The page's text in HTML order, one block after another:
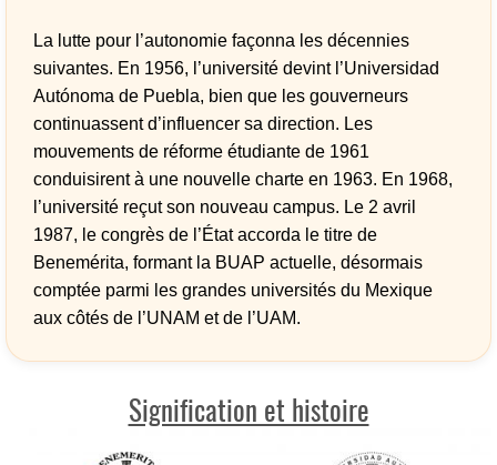
La lutte pour l’autonomie façonna les décennies
suivantes. En 1956, l’université devint l’Universidad
Autónoma de Puebla, bien que les gouverneurs
continuassent d’influencer sa direction. Les
mouvements de réforme étudiante de 1961
conduisirent à une nouvelle charte en 1963. En 1968,
l’université reçut son nouveau campus. Le 2 avril
1987, le congrès de l’État accorda le titre de
Benemérita, formant la BUAP actuelle, désormais
comptée parmi les grandes universités du Mexique
aux côtés de l’UNAM et de l’UAM.
Signification et histoire